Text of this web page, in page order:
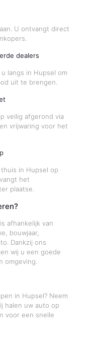
U ontvangt direct
dealers
langs in Hupsel om
uit te brengen.
veilig afgerond via
vrijwaring voor het
in Hupsel op
het
plaatse.
afhankelijk van
bouwjaar,
Dankzij ons
wij u een goede
omgeving.
in Hupsel? Neem
halen uw auto op
voor een snelle